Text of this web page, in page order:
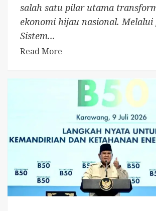
salah satu pilar utama
ekonomi hijau nasional. Melalui
Sistem...
Read More